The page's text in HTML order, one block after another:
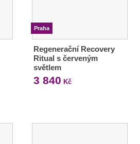
Praha
Regenerační Recovery
Ritual s červeným
světlem
3 840 Kč